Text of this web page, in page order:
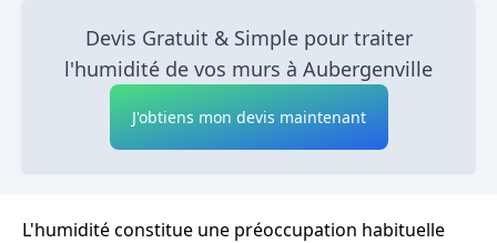
Devis Gratuit & Simple pour traiter
l'humidité de vos murs à Aubergenville
J'obtiens mon devis maintenant
L'humidité constitue une préoccupation habituelle